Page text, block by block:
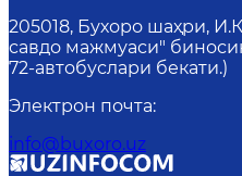
205018, Бухоро шаҳри,
савдо мажмуаси"
72-автобуслари бекати.)
Электрон почта:
info@buxoro.uz